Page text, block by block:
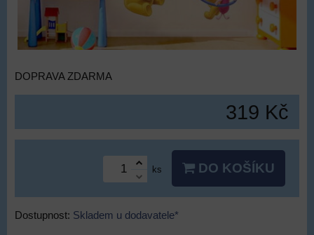
DOPRAVA ZDARMA
319 Kč
ks DO KOŠÍKU
Dostupnost: Skladem u dodavatele*